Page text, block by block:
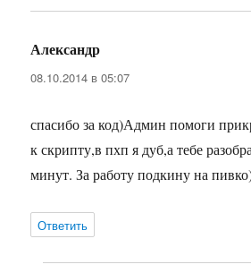
Александр
08.10.2014 в 05:07
спасибо за код)Админ помоги
к скрипту,в пхп я дуб,а тебе
минут. За работу подкину на
Ответить